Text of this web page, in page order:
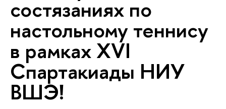
состязаниях по
настольному теннису
в рамках XVI
Спартакиады НИУ
ВШЭ!